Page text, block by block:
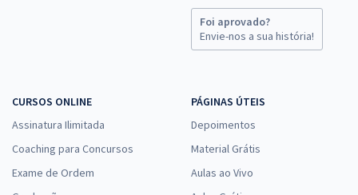
Foi aprovado?
Envie-nos a sua história!
CURSOS ONLINE
Assinatura Ilimitada
Coaching para Concursos
Exame de Ordem
PÁGINAS ÚTEIS
Depoimentos
Material Grátis
Aulas ao Vivo